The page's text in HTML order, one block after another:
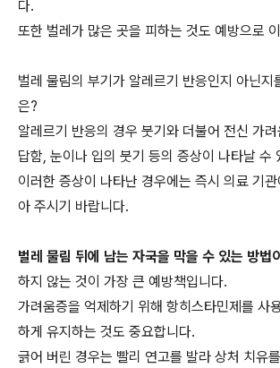
다.
또한 벌레가 많은 곳을 피하는 것도 예방으로
벌레 물림의 부기가 알레르기 반응인지 아닌지
은?
알레르기 반응의 경우 붓기와 더불어 전신 가
답함, 눈이나 입의 붓기 등의 증상이 나타날 수
이러한 증상이 나타난 경우에는 즉시 의료 기
아 주시기 바랍니다.
벌레 물림 뒤에 남는 자국을 막을 수 있는 방법
하지 않는 것이 가장 큰 예방책입니다.
가려움증을 억제하기 위해 항히스타민제를 사
하게 유지하는 것도 중요합니다.
긁어 버린 경우는 빨리 연고를 발라 상처 치유